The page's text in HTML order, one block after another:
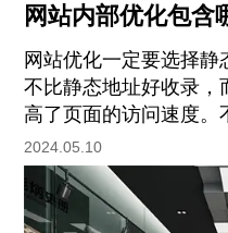
网站内部优化包含
网站优化一定要选择
不比静态地址好收录，
高了页面的访问速度。
响用户的体验度，自然
2024.05.10